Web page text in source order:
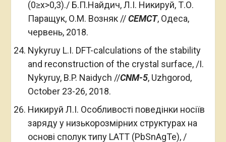
(0≥x>0,3)./ Б.П.Найдич, Л.І. Никируй, Т.О.
Паращук, О.М. Возняк //СЕМСТ, Одеса,
червень, 2018.
Nykyruy L.I. DFT-calculations of the stability
and reconstruction of the crystal surface, /I.
Nykyruy, B.P. Naidych //CNM-5, Uzhgorod,
October 23-26, 2018.
Никируй Л.І. Особливості поведінки носіїв
заряду у низькорозмірних структурах на
основі сполук типу LATT (PbSnAgTe), /